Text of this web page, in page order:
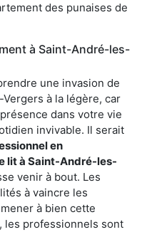
des punaises de
à Saint-André-les-
une invasion de
à la légère, car
dans votre vie
invivable. Il serait
en
lit à Saint-André-les-
venir à bout. Les
à vaincre les
à bien cette
les professionnels sont